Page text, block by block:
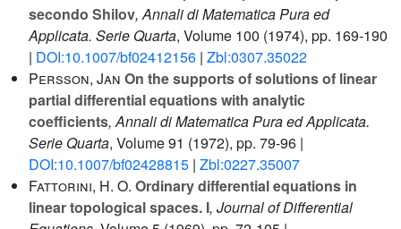
secondo Shilov, Annali di Matematica Pura ed
Applicata. Serie Quarta, Volume 100 (1974), pp. 169-190
| DOI:10.1007/bf02412156 | Zbl:0307.35022
Persson, Jan On the supports of solutions of linear
partial differential equations with analytic
coefficients, Annali di Matematica Pura ed Applicata.
Serie Quarta, Volume 91 (1972), pp. 79-96 |
DOI:10.1007/bf02428815 | Zbl:0227.35007
Fattorini, H. O. Ordinary differential equations in
linear topological spaces. I, Journal of Differential